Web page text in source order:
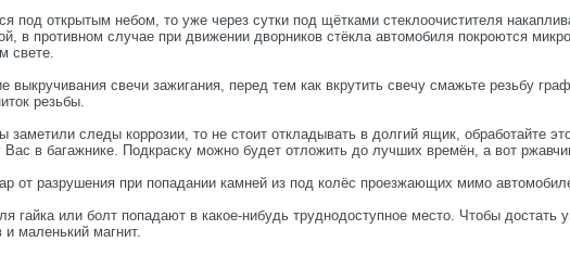
под открытым небом, то уже через сутки под щётками стеклоочистителя
в противном случае при движении дворников стёкла автомобиля покроются
свете.
выкручивания свечи зажигания, перед тем как вкрутить свечу смажьте резьбу
резьбы.
заметили следы коррозии, то не стоит откладывать в долгий ящик, обработайте
в багажнике. Подкраску можно будет отложить до лучших времён, а вот
от разрушения при попадании камней из под колёс проезжающих мимо
гайка или болт попадают в какое-нибудь труднодоступное место. Чтобы
маленький магнит.